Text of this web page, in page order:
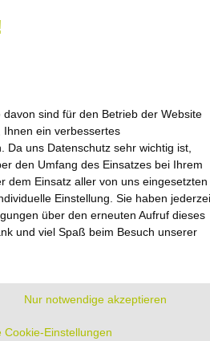
Navigation
Startseite
Kontakt
Cookie-Einstellungen
sind für den Betrieb der Website
Ihnen ein verbessertes
Da uns Datenschutz sehr wichtig ist,
den Umfang des Einsatzes bei Ihrem
dem Einsatz aller von uns eingesetzten
Einstellung. Sie haben
über den erneuten Aufruf dieses
und viel Spaß beim Besuch unserer
Nur notwendige akzeptieren
Cookie-Einstellungen